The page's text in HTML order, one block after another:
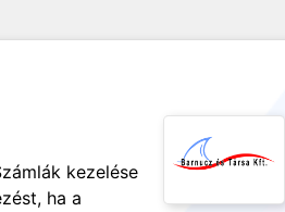
kezelése
ha a